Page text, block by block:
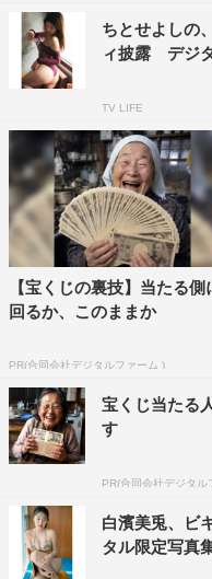
ちとせよしの
ィ披露 デジ
TV LIFE
【宝くじの裏技】当たる側
回るか、このままか
PR(合同会社デジタルファーム )
宝くじ当たる
す
PR(合同会社デジタル
白濱美兎、ビ
タル限定写真